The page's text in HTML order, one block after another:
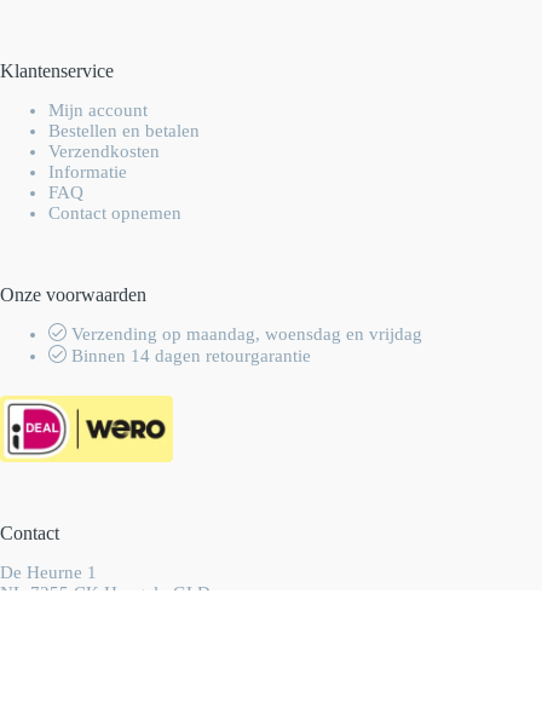
Klantenservice
Mijn account
Bestellen en betalen
Verzendkosten
Informatie
FAQ
Contact opnemen
Onze voorwaarden
Verzending op maandag, woensdag en vrijdag
Binnen 14 dagen retourgarantie
Contact
De Heurne 1
NL-7255 CK Hengelo GLD